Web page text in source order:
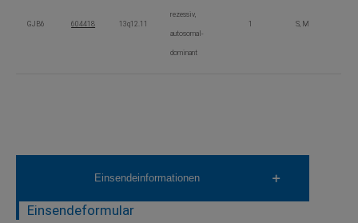
GJB6 604418 13q12.11
rezessiv,
autosomal-
dominant
1 S, M
Einsendeinformationen
Einsendeformular